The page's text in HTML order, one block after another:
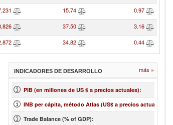
15.74 0.97
37.50 3.16
34.82 0.44
543
1,642.84
3.67
INDICADORES DE DESARROLLO más »
PIB (en millones de US $ a precios actuales):
INB per cápita, método Atlas (US$ a precios actuales)
Trade Balance (% of GDP):